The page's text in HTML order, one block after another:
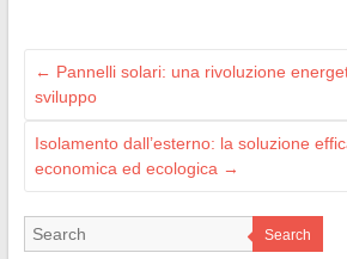
← Pannelli solari: una rivoluzione
sviluppo
Isolamento dall’esterno: la soluzione
economica ed ecologica →
Search